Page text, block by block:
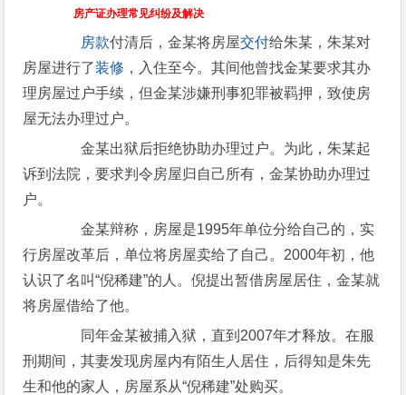
房产证办理常见纠纷及解决
房款付清后，金某将房屋交付给朱某，朱某对
房屋进行了装修 ，入住至今。其间他曾找金某要求其办
理房屋过户手续，但金某涉嫌刑事犯罪被羁押，致使房
屋无法办理过户。
金某出狱后拒绝协助办理过户。为此，朱某起
诉到法院，要求判令房屋归自己所有，金某协助办理过
户。
金某辩称，房屋是1995年单位分给自己的，实
行房屋改革后，单位将房屋卖给了自己。2000年初，他
认识了名叫“倪稀建”的人。倪提出暂借房屋居住，金某就
将房屋借给了他。
同年金某被捕入狱，直到2007年才释放。在服
刑期间，其妻发现房屋内有陌生人居住，后得知是朱先
生和他的家人，房屋系从“倪稀建”处购买。